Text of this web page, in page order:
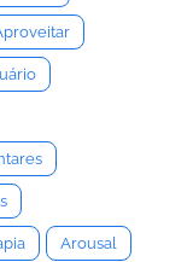
Arousal